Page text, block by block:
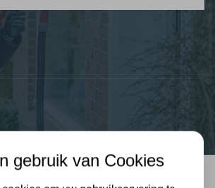
gebruik van Cookies